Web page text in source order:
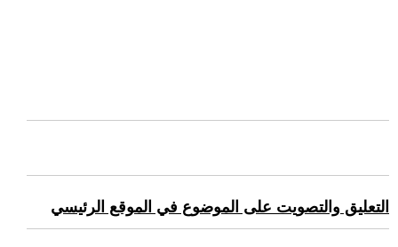
التعليق والتصويت على الموضوع في الموقع الرئيسي